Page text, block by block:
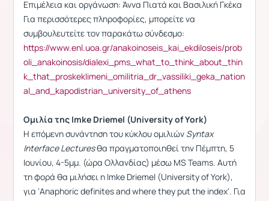
Επιμέλεια και οργάνωση: Άννα Πιατά και Βασιλική Γκέκα
Για περισσότερες πληροφορίες, μπορείτε να
συμβουλευτείτε τον παρακάτω σύνδεσμο:
https://www.enl.uoa.gr/anakoinoseis_kai_ekdiloseis/prob
oli_anakoinosis/dialexi_pms_what_to_think_about_thin
k_that_proskeklimeni_omilitria_dr_vassiliki_geka_nation
al_and_kapodistrian_university_of_athens
Ομιλία της Imke Driemel (University of York)
Η επόμενη συνάντηση του κύκλου ομιλιών Syntax
InterfaceLecturesθα πραγματοποιηθεί την Πέμπτη, 5
Ιουνίου, 4-5μμ. (ώρα Ολλανδίας) μέσω MS Teams. Αυτή
τη φορά θα μιλήσει η Imke Driemel (University of York),
για 'Anaphoric definites and where they put the index'. Για